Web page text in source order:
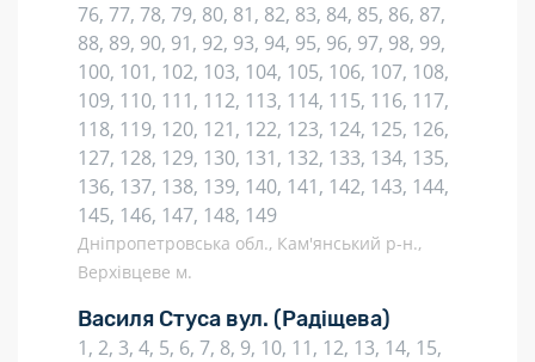
76, 77, 78, 79, 80, 81, 82, 83, 84, 85, 86, 87,
88, 89, 90, 91, 92, 93, 94, 95, 96, 97, 98, 99,
100, 101, 102, 103, 104, 105, 106, 107, 108,
109, 110, 111, 112, 113, 114, 115, 116, 117,
118, 119, 120, 121, 122, 123, 124, 125, 126,
127, 128, 129, 130, 131, 132, 133, 134, 135,
136, 137, 138, 139, 140, 141, 142, 143, 144,
145, 146, 147, 148, 149
Дніпропетровська обл., Кам'янський р-н.,
Верхівцеве м.
Василя Стуса вул. (Радіщева)
1, 2, 3, 4, 5, 6, 7, 8, 9, 10, 11, 12, 13, 14, 15,